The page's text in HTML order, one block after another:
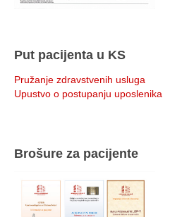
Put pacijenta u KS
Pružanje zdravstvenih usluga
Upustvo o postupanju uposlenika
Brošure za pacijente